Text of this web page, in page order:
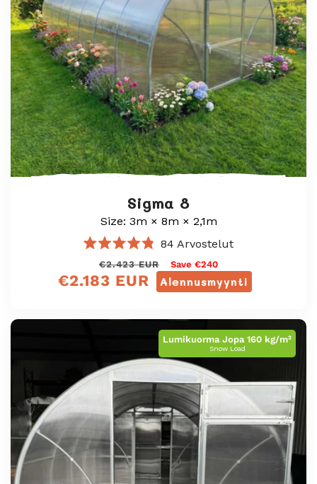
Sigma 8
Size: 3m × 8m × 2,1m
4.8
/
5
84 Arvostelut
Normaali
hinta
€2.423 EUR Save €240
Alennusmyynti
Myyntihinta
€2.183 EUR
Lumikuorma Jopa 160 kg/m²
Snow Load